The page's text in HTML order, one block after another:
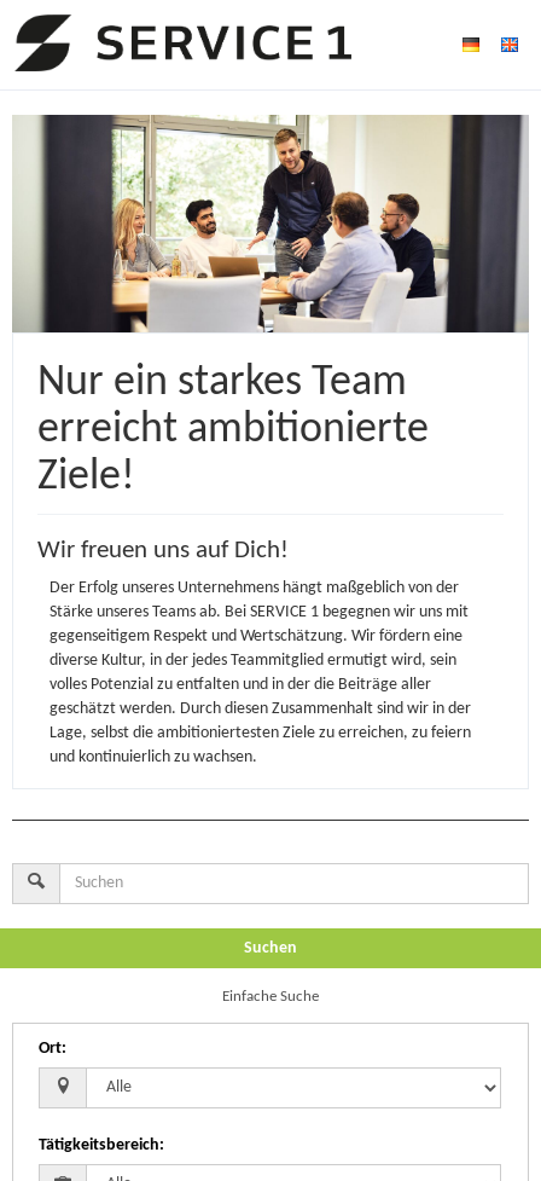
Nur ein starkes Team
erreicht ambitionierte
Ziele!
Wir freuen uns auf Dich!
Der Erfolg unseres Unternehmens hängt maßgeblich von der
Stärke unseres Teams ab. Bei SERVICE 1 begegnen wir uns mit
gegenseitigem Respekt und Wertschätzung. Wir fördern eine
diverse Kultur, in der jedes Teammitglied ermutigt wird, sein
volles Potenzial zu entfalten und in der die Beiträge aller
geschätzt werden. Durch diesen Zusammenhalt sind wir in der
Lage, selbst die ambitioniertesten Ziele zu erreichen, zu feiern
und kontinuierlich zu wachsen.
Suchen
Einfache Suche
Ort:
Tätigkeitsbereich: